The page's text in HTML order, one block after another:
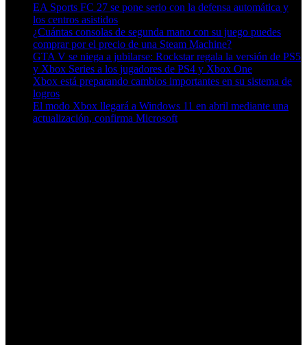
EA Sports FC 27 se pone serio con la defensa automática y
los centros asistidos
¿Cuántas consolas de segunda mano con su juego puedes
comprar por el precio de una Steam Machine?
GTA V se niega a jubilarse: Rockstar regala la versión de PS5
y Xbox Series a los jugadores de PS4 y Xbox One
Xbox está preparando cambios importantes en su sistema de
logros
El modo Xbox llegará a Windows 11 en abril mediante una
actualización, confirma Microsoft